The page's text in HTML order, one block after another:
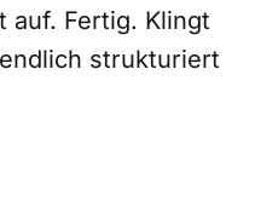
auf. Fertig. Klingt
strukturiert